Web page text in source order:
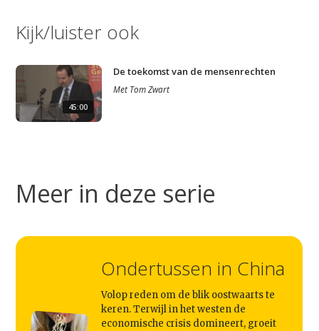
Kijk/luister ook
45:00
De toekomst van de mensenrechten
MetTom Zwart
Meer in deze serie
Ondertussen in China
Volop reden om de blik oostwaarts te
keren. Terwijl in het westen de
economische crisis domineert, groeit